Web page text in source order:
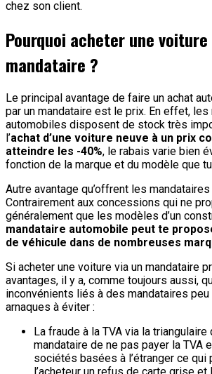
chez son client.
Pourquoi acheter une voiture
mandataire ?
Le principal avantage de faire un achat
par un mandataire est le prix. En effet, les
automobiles disposent de stock très
l’achat d’une voiture neuve à un prix
atteindre les -40%, le rabais varie bien
fonction de la marque et du modèle que
Autre avantage qu’offrent les mandataires
Contrairement aux concessions qui ne
généralement que les modèles d’un
mandataire automobile peut te
de véhicule dans de nombreuses
Si acheter une voiture via un mandataire
avantages, il y a, comme toujours aussi,
inconvénients liés à des mandataires
arnaques à éviter :
La fraude à la TVA via la
mandataire de ne pas payer la TVA
sociétés basées à l’étranger ce qui